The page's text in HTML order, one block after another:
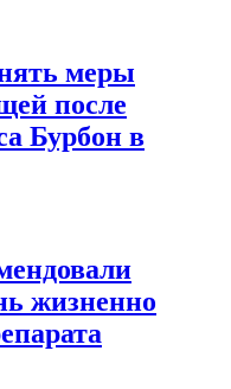
меры
после
Бурбон в
жизненно